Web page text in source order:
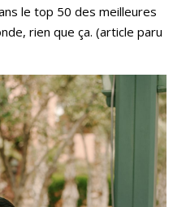
le top 50 des meilleures
rien que ça. (article paru